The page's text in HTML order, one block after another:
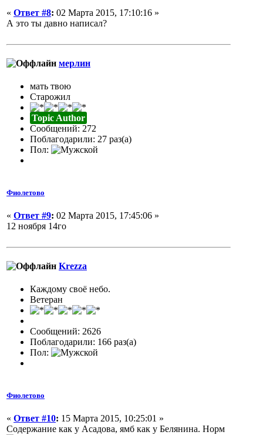
« Ответ #8: 02 Марта 2015, 17:10:16 »
А это ты давно написал?
мерлин
мать твою
Старожил
Topic Author
Сообщений: 272
Поблагодарили: 27 раз(а)
Пол:
Фиолетово
« Ответ #9: 02 Марта 2015, 17:45:06 »
12 ноября 14го
Krezza
Каждому своё небо.
Ветеран
Сообщений: 2626
Поблагодарили: 166 раз(а)
Пол:
Фиолетово
« Ответ #10: 15 Марта 2015, 10:25:01 »
Содержание как у Асадова, ямб как у Белянина. Норм